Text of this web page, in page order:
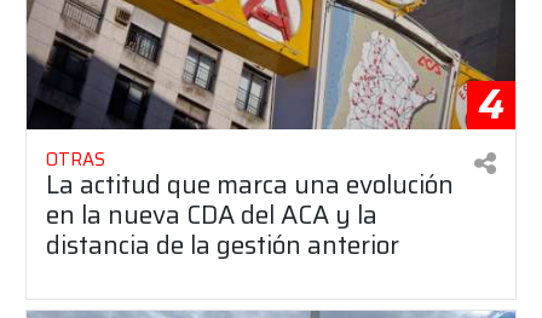
4
OTRAS
La actitud que marca una evolución
en la nueva CDA del ACA y la
distancia de la gestión anterior